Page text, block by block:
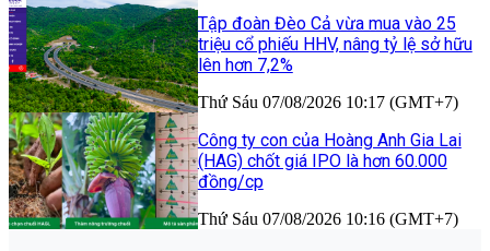
Tập đoàn Đèo Cả vừa mua vào 25
triệu cổ phiếu HHV, nâng tỷ lệ sở hữu
lên hơn 7,2%
Thứ Sáu 07/08/2026 10:17 (GMT+7)
Công ty con của Hoàng Anh Gia Lai
(HAG) chốt giá IPO là hơn 60.000
đồng/cp
Thứ Sáu 07/08/2026 10:16 (GMT+7)